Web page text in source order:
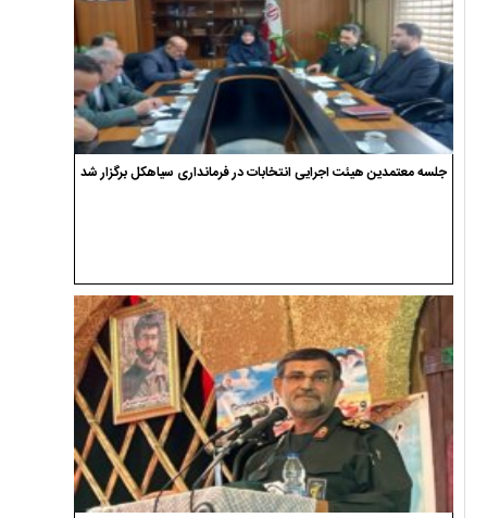
جلسه معتمدین هیئت اجرایی انتخابات در فرمانداری سیاهکل برگزار شد